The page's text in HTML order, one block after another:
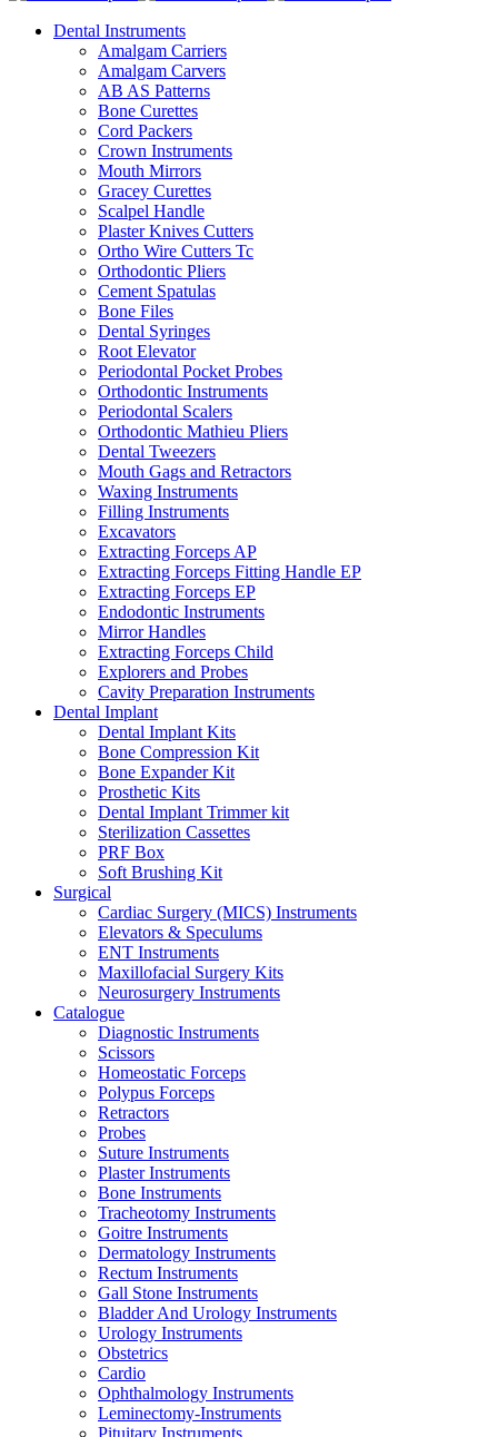
Dental Instruments
Amalgam Carriers
Amalgam Carvers
AB AS Patterns
Bone Curettes
Cord Packers
Crown Instruments
Mouth Mirrors
Gracey Curettes
Scalpel Handle
Plaster Knives Cutters
Ortho Wire Cutters Tc
Orthodontic Pliers
Cement Spatulas
Bone Files
Dental Syringes
Root Elevator
Periodontal Pocket Probes
Orthodontic Instruments
Periodontal Scalers
Orthodontic Mathieu Pliers
Dental Tweezers
Mouth Gags and Retractors
Waxing Instruments
Filling Instruments
Excavators
Extracting Forceps AP
Extracting Forceps Fitting Handle EP
Extracting Forceps EP
Endodontic Instruments
Mirror Handles
Extracting Forceps Child
Explorers and Probes
Cavity Preparation Instruments
Dental Implant
Dental Implant Kits
Bone Compression Kit
Bone Expander Kit
Prosthetic Kits
Dental Implant Trimmer kit
Sterilization Cassettes
PRF Box
Soft Brushing Kit
Surgical
Cardiac Surgery (MICS) Instruments
Elevators & Speculums
ENT Instruments
Maxillofacial Surgery Kits
Neurosurgery Instruments
Catalogue
Diagnostic Instruments
Scissors
Homeostatic Forceps
Polypus Forceps
Retractors
Probes
Suture Instruments
Plaster Instruments
Bone Instruments
Tracheotomy Instruments
Goitre Instruments
Dermatology Instruments
Rectum Instruments
Gall Stone Instruments
Bladder And Urology Instruments
Urology Instruments
Obstetrics
Cardio
Ophthalmology Instruments
Leminectomy-Instruments
Pituitary Instruments